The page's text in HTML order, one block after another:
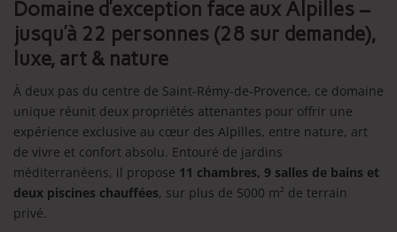
Domaine d’exception face aux Alpilles –
jusqu’à 22 personnes (28 sur demande),
luxe, art & nature
À deux pas du centre de Saint-Rémy-de-Provence, ce domaine
unique réunit deux propriétés attenantes pour offrir une
expérience exclusive au cœur des Alpilles, entre nature, art
de vivre et confort absolu. Entouré de jardins
méditerranéens, il propose 11 chambres, 9 salles de bains et
deux piscines chauffées, sur plus de 5000 m² de terrain
privé.